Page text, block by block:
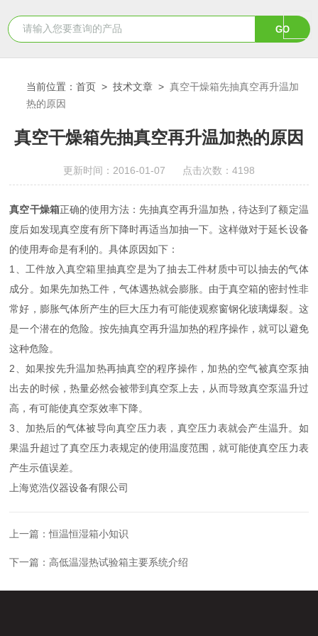
当前位置：首页 >技术文章 >真空干燥箱先抽真空再升温加
热的原因
真空干燥箱先抽真空再升温加热的原因
更新时间：2016-01-07 点击次数：4198
真空干燥箱正确的使用方法：先抽真空再升温加热，待达到了额定温
度后如发现真空度有所下降时再适当加抽一下。这样做对于延长设备
的使用寿命是有利的。具体原因如下：
1、工件放入真空箱里抽真空是为了抽去工件材质中可以抽去的气体
成分。如果先加热工件，气体遇热就会膨胀。由于真空箱的密封性非
常好，膨胀气体所产生的巨大压力有可能使观察窗钢化玻璃爆裂。这
是一个潜在的危险。按先抽真空再升温加热的程序操作，就可以避免
这种危险。
2、如果按先升温加热再抽真空的程序操作，加热的空气被真空泵抽
出去的时候，热量必然会被带到真空泵上去，从而导致真空泵温升过
高，有可能使真空泵效率下降。
3、加热后的气体被导向真空压力表，真空压力表就会产生温升。如
果温升超过了真空压力表规定的使用温度范围，就可能使真空压力表
产生示值误差。
上海览浩仪器设备有限公司
上一篇：恒温恒湿箱小知识
下一篇：高低温湿热试验箱主要系统介绍